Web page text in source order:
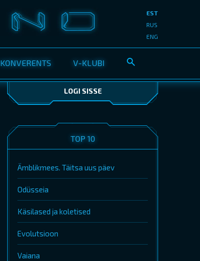
KONVERENTS V-KLUBI
EST
RUS
ENG
LOGI SISSE
TOP 10
Ämblikmees. Täitsa uus päev
Odüsseia
Käsilased ja koletised
Evolutsioon
Vaiana